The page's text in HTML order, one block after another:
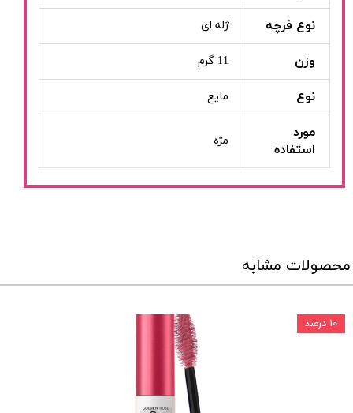
نوع فرچه ژله ای
وزن 11 گرم
نوع مایع
مورد
استفاده
مژه
محصولات مشابه
۱۰ درصد